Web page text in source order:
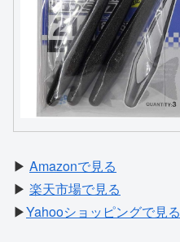
▶ Amazonで見る
▶ 楽天市場で見る
▶Yahooショッピングで見る